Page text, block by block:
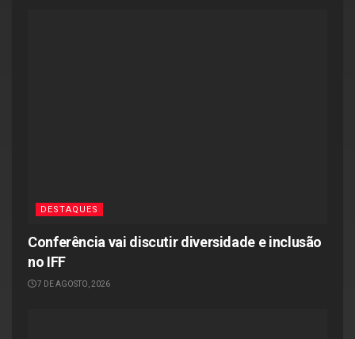
DESTAQUES
Conferência vai discutir diversidade e inclusão
no IFF
7 DE AGOSTO, 2026